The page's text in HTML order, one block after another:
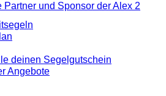
Partner und Sponsor der Alex 2
deinen Segelgutschein
Angebote